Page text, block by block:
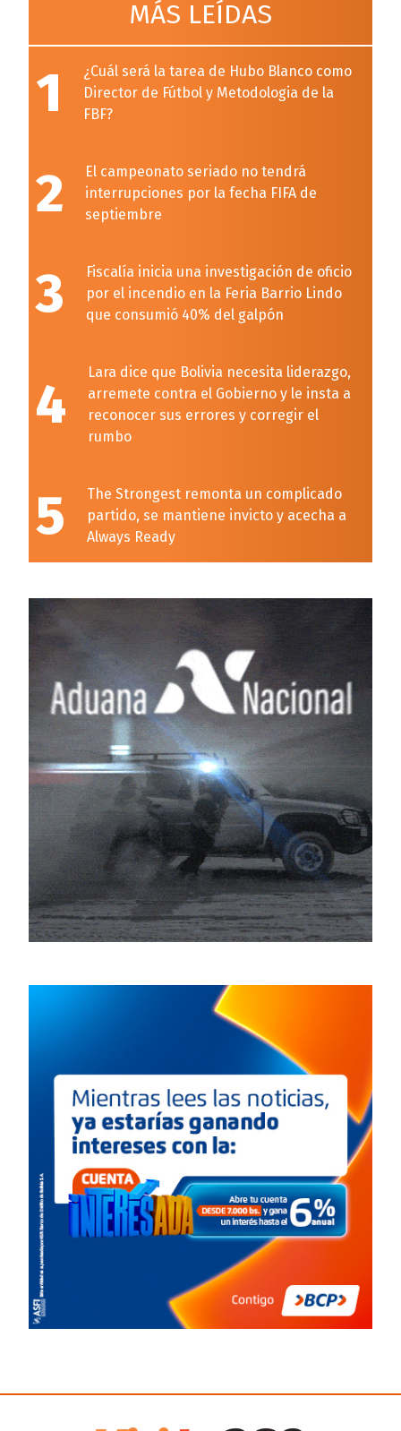
MÁS LEÍDAS
1
¿Cuál será la tarea de Hubo Blanco como
Director de Fútbol y Metodologia de la
FBF?
2
El campeonato seriado no tendrá
interrupciones por la fecha FIFA de
septiembre
3
Fiscalía inicia una investigación de oficio
por el incendio en la Feria Barrio Lindo
que consumió 40% del galpón
4
Lara dice que Bolivia necesita liderazgo,
arremete contra el Gobierno y le insta a
reconocer sus errores y corregir el
rumbo
5
The Strongest remonta un complicado
partido, se mantiene invicto y acecha a
Always Ready